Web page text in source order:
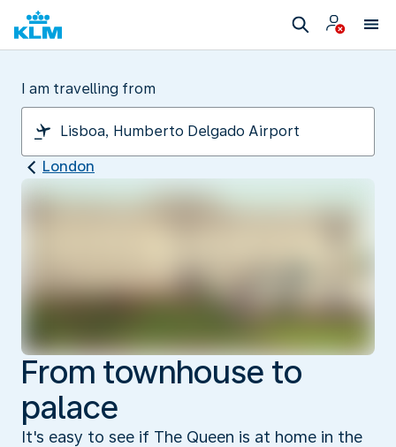
I am travelling from
London
From townhouse to
palace
It's easy to see if The Queen is at home in the